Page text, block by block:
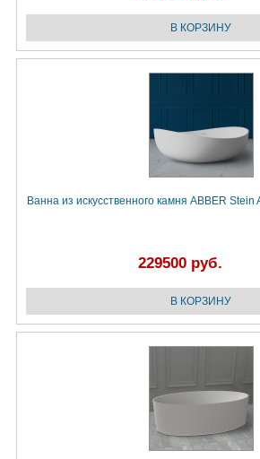
Ванна из искусственного камня ABBER
229500 руб.